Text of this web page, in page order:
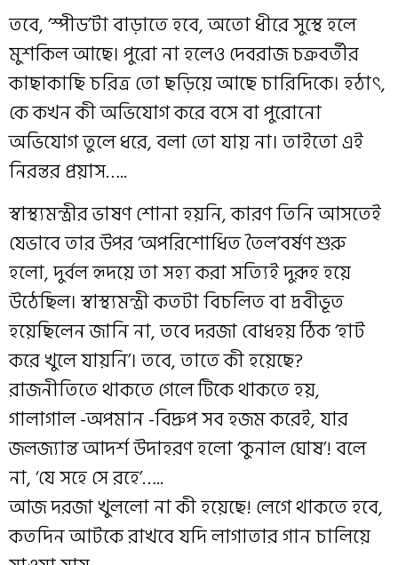
তবে, ‘স্পীড’টা বাড়াতে হবে, অতো ধীরে সুস্থে হলে
মুশকিল আছে। পুরো না হলেও দেবরাজ চক্রবর্তীর
কাছাকাছি চরিত্র তো ছড়িয়ে আছে চারিদিকে। হঠাৎ,
কে কখন কী অভিযোগ করে বসে বা পুরোনো
অভিযোগ তুলে ধরে, বলা তো যায় না। তাইতো এই
নিরন্তর প্রয়াস…..
স্বাস্থ্যমন্ত্রীর ভাষণ শোনা হয়নি, কারণ তিনি আসতেই
যেভাবে তার উপর ‘অপরিশোধিত তৈল’বর্ষণ শুরু
হলো, দুর্বল হৃদয়ে তা সহ্য করা সত্যিই দুরূহ হয়ে
উঠেছিল। স্বাস্থ্যমন্ত্রী কতটা বিচলিত বা দ্রবীভূত
হয়েছিলেন জানি না, তবে দরজা বোধহয় ঠিক ‘হাট
করে খুলে যায়নি’। তবে, তাতে কী হয়েছে?
রাজনীতিতে থাকতে গেলে টিকে থাকতে হয়,
গালাগাল -অপমান -বিদ্রুপ সব হজম করেই, যার
জলজ্যান্ত আদর্শ উদাহরণ হলো ‘কুনাল ঘোষ’! বলে
না, ‘যে সহে সে রহে’…..
আজ দরজা খুললো না কী হয়েছে! লেগে থাকতে হবে,
কতদিন আটকে রাখবে যদি লাগাতার গান চালিয়ে